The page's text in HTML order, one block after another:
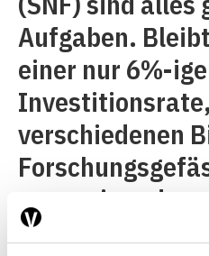
Aufgaben.
einer nur 6%-
verschiedenen
gegeneinander
beginnen